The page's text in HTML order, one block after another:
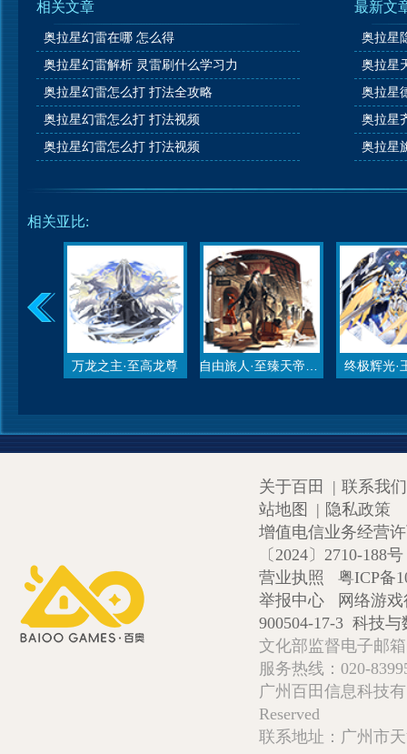
相关文章
奥拉星幻雷在哪 怎么得
奥拉星幻雷解析 灵雷刷什么学习力
奥拉星幻雷怎么打 打法全攻略
奥拉星幻雷怎么打 打法视频
奥拉星幻雷怎么打 打法视频
最新文
相关亚比:
万龙之主·至高龙尊 终极辉光·
关于百田 | 联系我们
站地图
| 隐私政策
增值电信业务经营
〔2024〕2710-188号
营业执照
粤ICP备
举报中心
网络游
900504-17-3 科技与
文化部监督电子邮
服务热线：020-
广州百田信息科技
Reserved
联系地址：广州市